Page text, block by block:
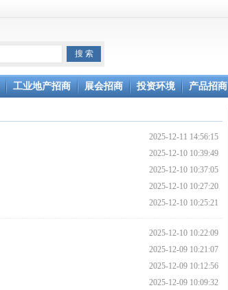
工业地产招商 展会招商 投资环境 产品招商
2025-12-11 14:56:15
2025-12-10 10:39:49
2025-12-10 10:37:05
2025-12-10 10:27:20
2025-12-10 10:25:21
2025-12-10 10:22:09
2025-12-09 10:21:07
2025-12-09 10:12:56
2025-12-09 10:09:32